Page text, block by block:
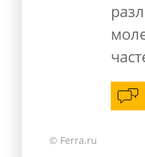
© Ferra.ru